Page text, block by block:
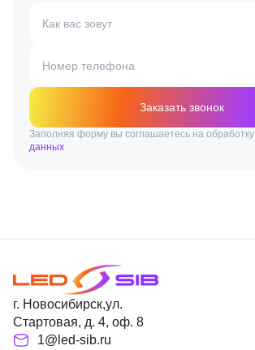
Как вас зовут
Номер телефона
Заказать звонок
Заполняя форму вы соглашаетесь на обработку
данных
г. Новосибирск,ул.
Стартовая, д. 4, оф. 8
1@led-sib.ru